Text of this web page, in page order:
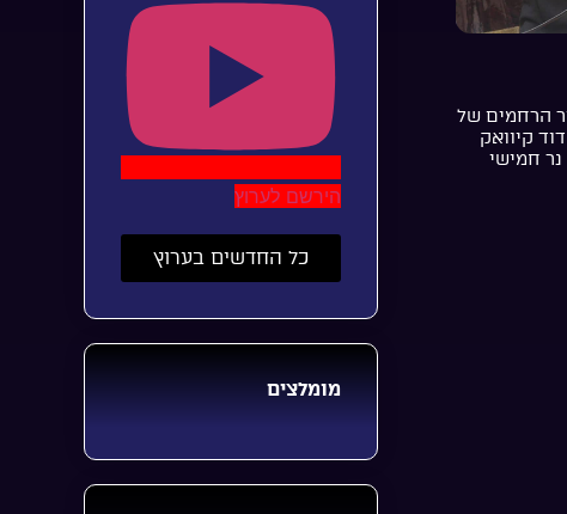
הרחמים של
קיוואק
נר חמישי
הירשם לערוץ
כל החדשים בערוץ
מומלצים